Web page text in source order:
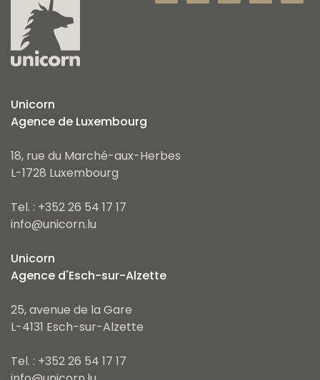
Unicorn
Agence de Luxembourg
18, rue du Marché-aux-Herbes
L-1728 Luxembourg
Tel. : +352 26 54 17 17
info@unicorn.lu
Unicorn
Agence d'Esch-sur-Alzette
25, avenue de la Gare
L-4131 Esch-sur-Alzette
Tel. : +352 26 54 17 17